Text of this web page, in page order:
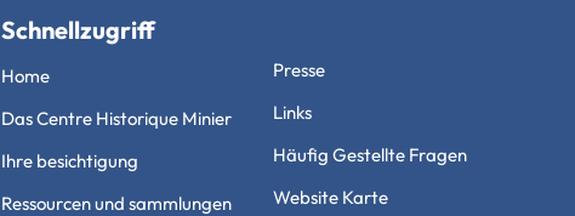
Schnellzugriff
Home
Das Centre Historique Minier
Ihre besichtigung
Ressourcen und sammlungen
Presse
Links
Häufig Gestellte Fragen
Website Karte